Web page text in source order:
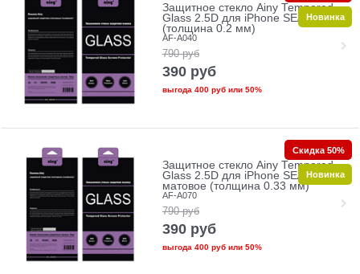
Защитное стекло Ainy Tempered
Glass 2.5D для iPhone SE/5/5c/5s
(толщина 0.2 мм)
AF-A040
790 руб
390 руб
выгода 400 рубили 50%
Новинка
Защитное стекло Ainy Tempered
Glass 2.5D для iPhone SE/5/5c/5s
матовое (толщина 0.33 мм)
AF-A070
790 руб
390 руб
выгода 400 рубили 50%
Скидка 50%
Новинка